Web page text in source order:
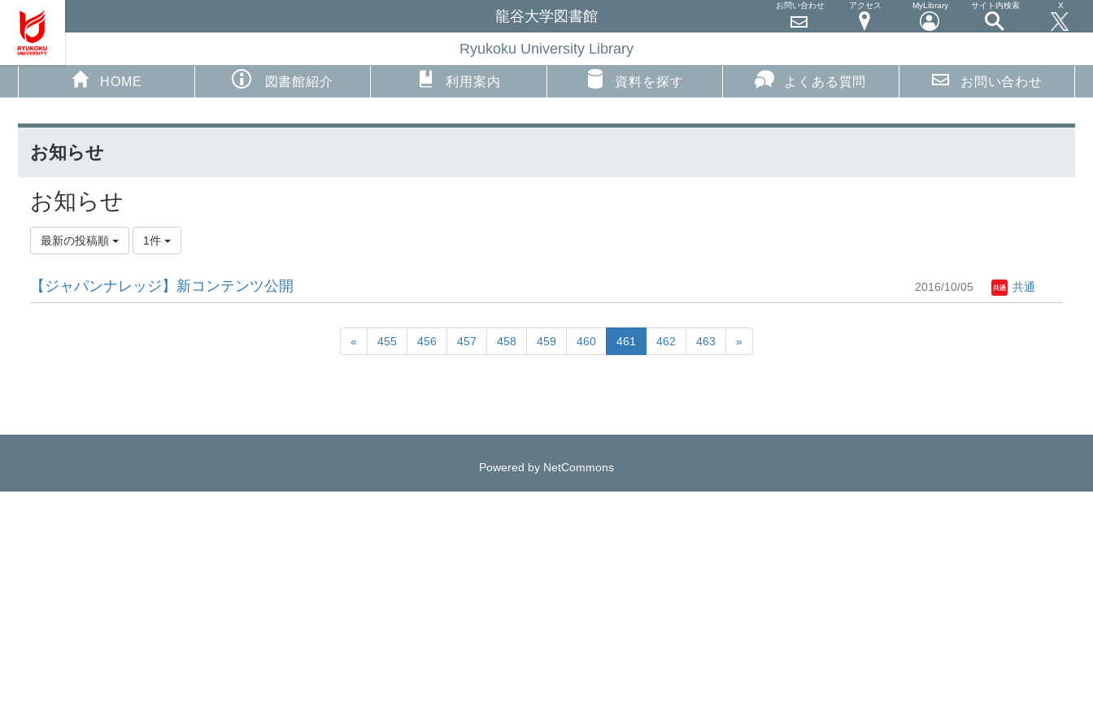
龍谷大学図書館
Ryukoku University Library
お問い合わせ アクセス MyLibrary サイト内検索 X
HOME 図書館紹介 利用案内 資料を探す よくある質問 お問い合わせ
お知らせ
お知らせ
最新の投稿順 1件
【ジャパンナレッジ】新コンテンツ公開 2016/10/05 共通
« 455 456 457 458 459 460 461 462 463 »
Powered by NetCommons